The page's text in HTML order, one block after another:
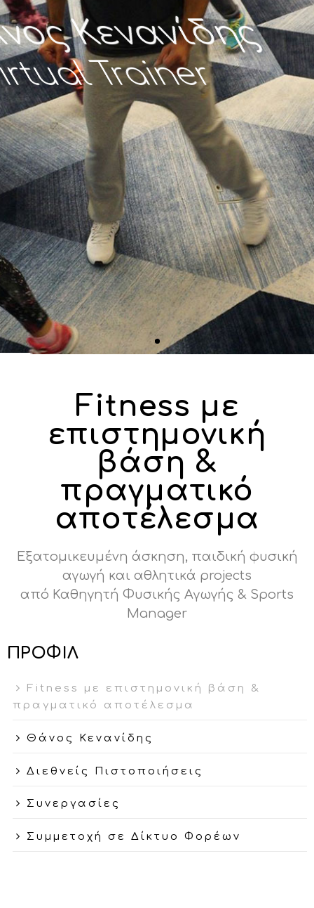
Θάνος Κενανίδης
Virtual Trainer
ΠΕΡΙΣΣΟΤΕΡΑ
Fitness με
επιστημονική
βάση &
πραγματικό
αποτέλεσμα
Εξατομικευμένη άσκηση, παιδική φυσική
αγωγή και αθλητικά projects
από Καθηγητή Φυσικής Αγωγής & Sports
Manager
ΠΡΟΦΙΛ
Fitness με επιστημονική βάση &
πραγματικό αποτέλεσμα
Θάνος Κενανίδης
Διεθνείς Πιστοποιήσεις
Συνεργασίες
Συμμετοχή σε Δίκτυο Φορέων